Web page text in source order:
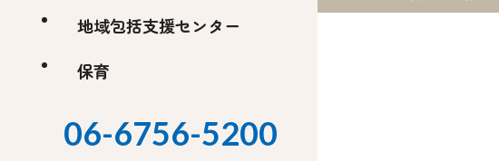
地域包括支援センター
保育
06-6756-5200